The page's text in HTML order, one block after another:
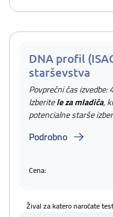
DNA profil
starševstva
Povprečni čas izvedbe:
Izberitele za mladiča,
potencialne starše
Podrobno
Cena:
Žival za katero naročate test